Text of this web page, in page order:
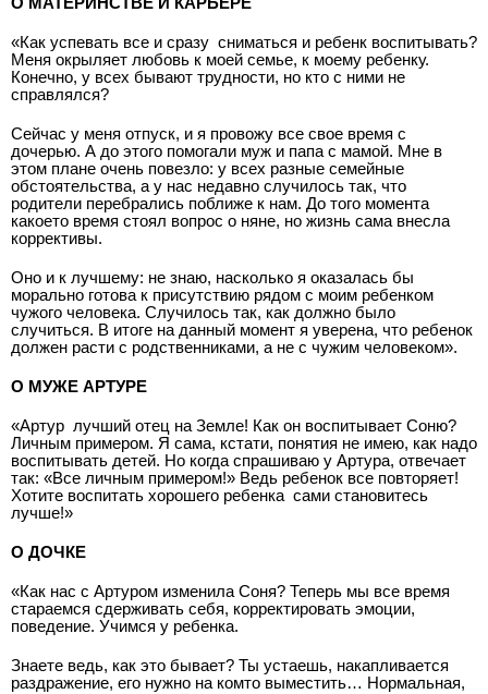
«Как успевать все и сразу ­ сниматься и ребенк воспитывать?
Меня окрыляет любовь к моей семье, к моему ребенку.
Конечно, у всех бывают трудности, но кто с ними не
справлялся?
Сейчас у меня отпуск, и я провожу все свое время с
дочерью. А до этого помогали муж и папа с мамой. Мне в
этом плане очень повезло: у всех разные семейные
обстоятельства, а у нас недавно случилось так, что
родители перебрались поближе к нам. До того момента
какое­то время стоял вопрос о няне, но жизнь сама внесла
коррективы.
Оно и к лучшему: не знаю, насколько я оказалась бы
морально готова к присутствию рядом с моим ребенком
чужого человека. Случилось так, как должно было
случиться. В итоге на данный момент я уверена, что ребенок
должен расти с родственниками, а не с чужим человеком».
О МУЖЕ АРТУРЕ
«Артур ­ лучший отец на Земле! Как он вос­питывает Соню?
Личным примером. Я сама, кстати, понятия не имею, как надо
воспитывать детей. Но когда спрашиваю у Артура, отвечает
так: «Все личным примером!» Ведь ребенок все повторяет!
Хотите воспитать хорошего ребенка ­ сами становитесь
лучше!»
О ДОЧКЕ
«Как нас с Артуром изменила Соня? Теперь мы все время
стараемся сдерживать себя, корректировать эмоции,
поведение. Учимся у ребенка.
Знаете ведь, как это бывает? Ты устаешь, накапливается
раздражение, его нужно на ком­то выместить… Нормальная,